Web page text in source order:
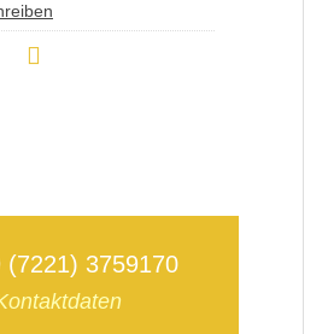
(7221) 3759170